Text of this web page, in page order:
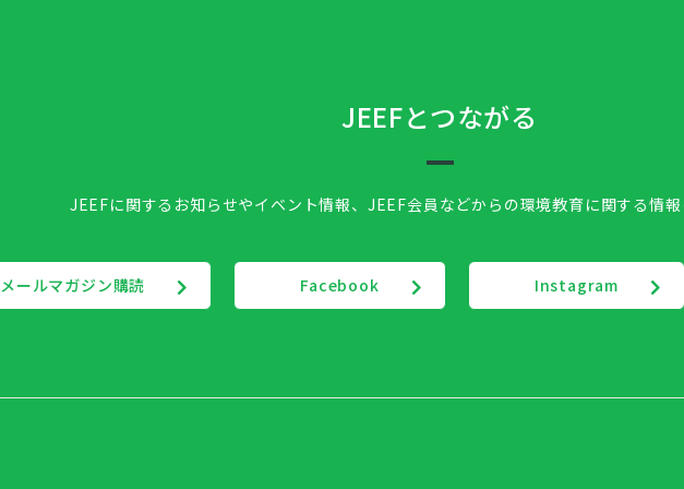
JEEFとつながる
JEEFに関するお知らせやイベント情報、 JEEF会員などからの環境教育に関する情
メールマガジン購読 Facebook Instagram